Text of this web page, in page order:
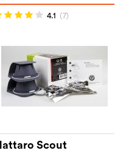
4.1 (7)
Scout